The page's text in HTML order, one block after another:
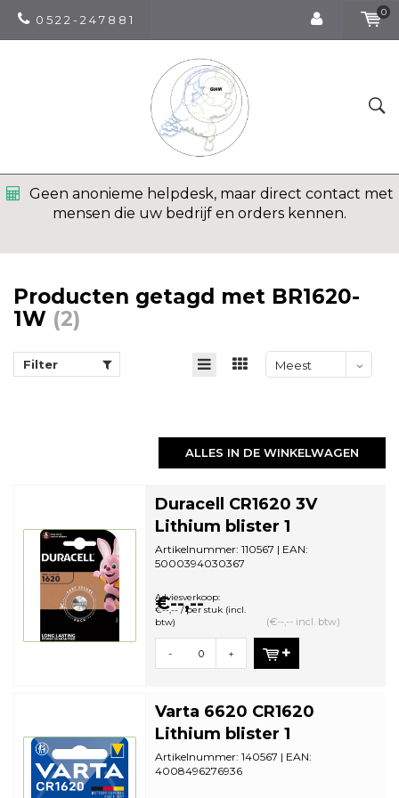
0 5 2 2 - 2 4 7 8 8 1
0
Geen anonieme helpdesk, maar direct contact met
mensen die uw bedrijf en orders kennen.
Producten getagd met BR1620-
1W (2)
Filter
Meest
ALLES IN DE WINKELWAGEN
Duracell CR1620 3V
Lithium blister 1
Artikelnummer: 110567 | EAN:
5000394030367
bestelhoeveelheid: 1
€--,--
Adviesverkoop:
€--,-- / per stuk (incl.
btw)
(€--,-- incl. btw)
- +
Varta 6620 CR1620
Lithium blister 1
Artikelnummer: 140567 | EAN:
4008496276936